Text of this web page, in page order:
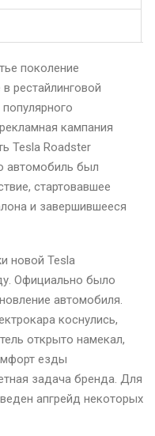
поколение
рестайлинговой
кампания
Tesla Roadster
автомобиль был
стартовавшее
и завершившееся
новой Tesla
Официально было
автомобиля.
коснулись,
открыто намекал,
езды
задача бренда. Для
апгрейд некоторых